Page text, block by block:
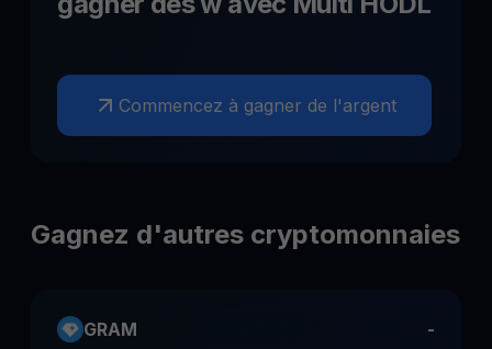
Commencez à gagner de l'argent
Gagnez d'autres cryptomonnaies
GRAM -